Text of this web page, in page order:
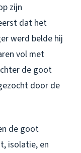
zijn
dat het
werd belde hij
vol met
de goot
door de
de goot
isolatie, en